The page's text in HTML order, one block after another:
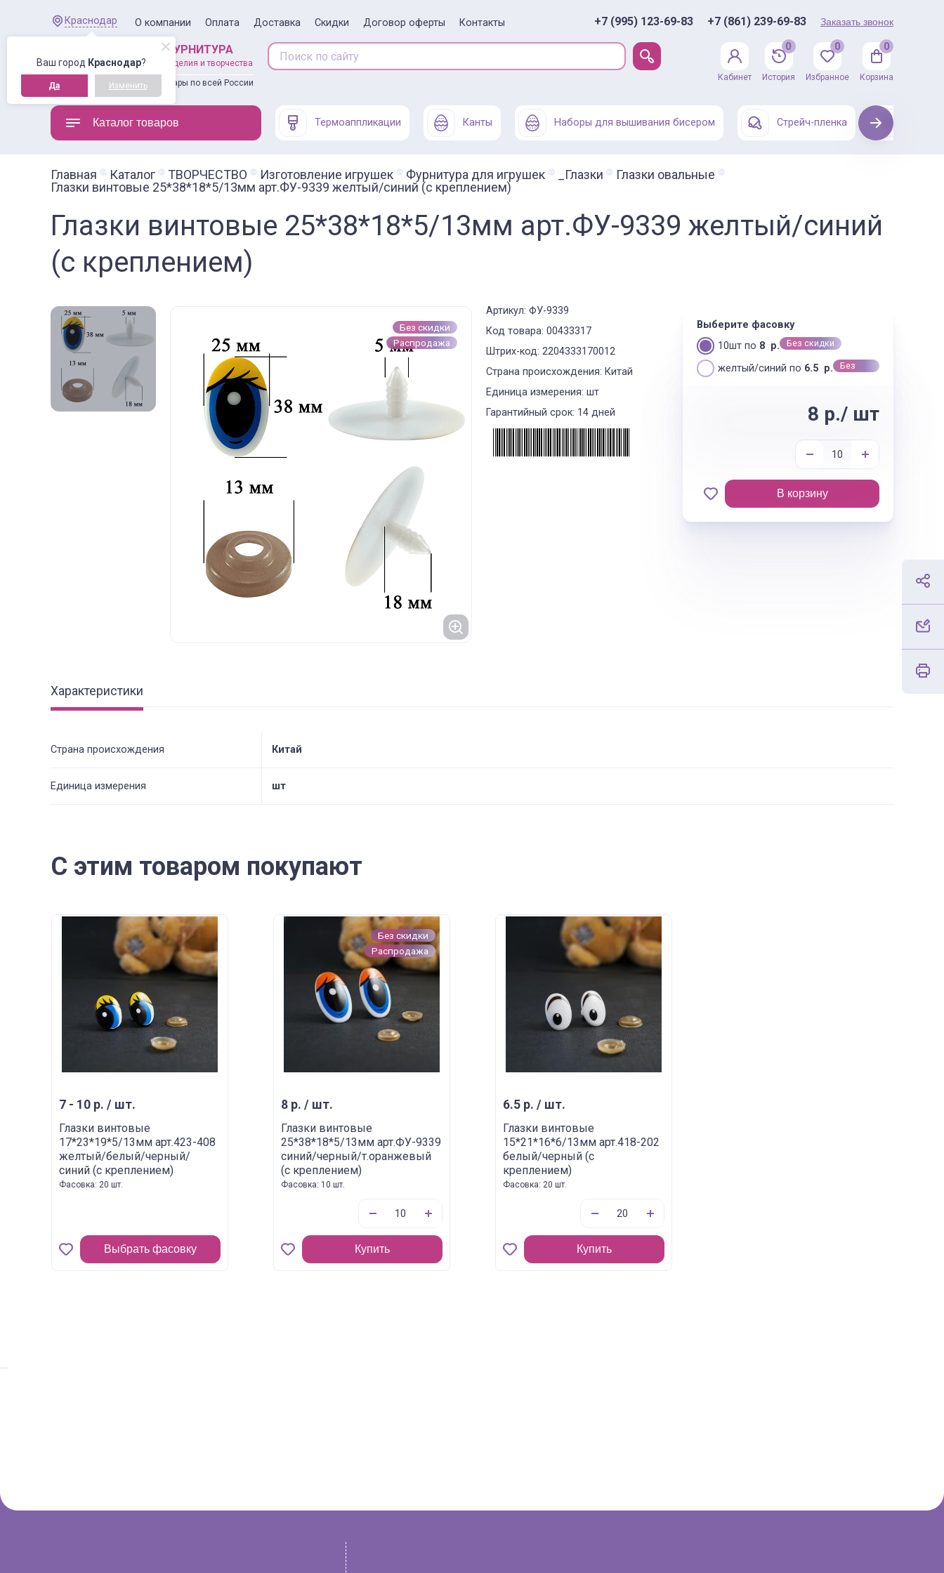
Ваш город Краснодар?
Да Изменить
Краснодар О компании Оплата Доставка Скидки Договор оферты Контакты +7 (995) 123-69-83 +7 (861) 239-69-83 Заказать звонок
ШВЕЙНАЯ ФУРНИТУРА
товары для рукоделия и творчества
Доставляем товары по всей России
Кабинет
0
История
0
Избранное
0
Корзина
Каталог товаров Термоаппликации Канты Наборы для вышивания бисером Стрейч-пленка Next
Главная Каталог ТВОРЧЕСТВО Изготовление игрушек Фурнитура для игрушек _Глазки
Глазки овальные
Глазки винтовые 25*38*18*5/13мм арт.ФУ-9339 желтый/синий (с креплением)
Глазки винтовые 25*38*18*5/13мм арт.ФУ-9339 желтый/синий
(с креплением)
Без скидки
Распродажа
Артикул: ФУ-9339
Код товара: 00433317
Штрих-код: 2204333170012
Страна происхождения: Китай
Единица измерения: шт
Гарантийный срок: 14 дней
Выберите фасовку
10шт по 8 р. Без скидки
желтый/синий по 6.5 р.
Без
8 р./ шт
В корзину
Характеристики
Страна происхождения Китай
Единица измерения шт
С этим товаром покупают
7 - 10 р. / шт.
Глазки винтовые
17*23*19*5/13мм арт.423-408
желтый/белый/черный/
синий (с креплением)
Фасовка: 20 шт.
Выбрать фасовку
Без скидки
Распродажа
8 р. / шт.
Глазки винтовые
25*38*18*5/13мм арт.ФУ-9339
синий/черный/т.оранжевый
(с креплением)
Фасовка: 10 шт.
Купить
6.5 р. / шт.
Глазки винтовые
15*21*16*6/13мм арт.418-202
белый/черный (с
креплением)
Фасовка: 20 шт.
Купить